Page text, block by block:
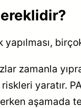
zamanla
yaratır.
aşamada